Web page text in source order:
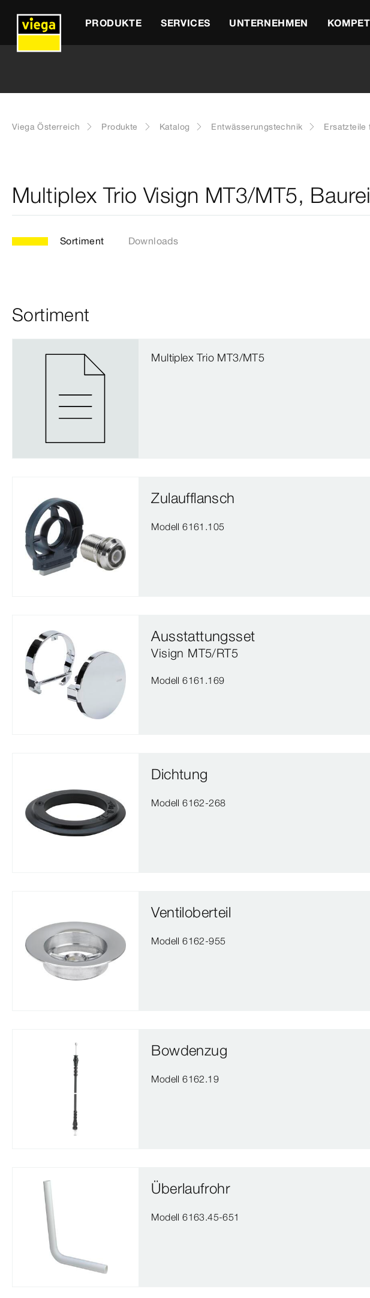
PRODUKTE SERVICES UNTERNEHMEN
Viega Österreich Produkte Katalog Entwässerungstechnik Ersatzteile
Multiplex Trio Visign MT3/MT5,
Sortiment Downloads
Sortiment
Multiplex Trio MT3/MT5
Zulaufflansch
Modell 6161.105
Ausstattungsset
Visign MT5/RT5
Modell 6161.169
Dichtung
Modell 6162-268
Ventiloberteil
Modell 6162-955
Bowdenzug
Modell 6162.19
Überlaufrohr
Modell 6163.45-651